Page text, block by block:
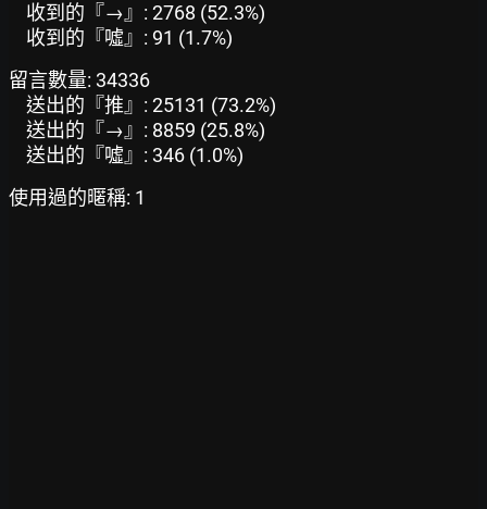
收到的『→』: 2768 (52.3%)
收到的『噓』: 91 (1.7%)
留言數量: 34336
送出的『推』: 25131 (73.2%)
送出的『→』: 8859 (25.8%)
送出的『噓』: 346 (1.0%)
使用過的暱稱: 1